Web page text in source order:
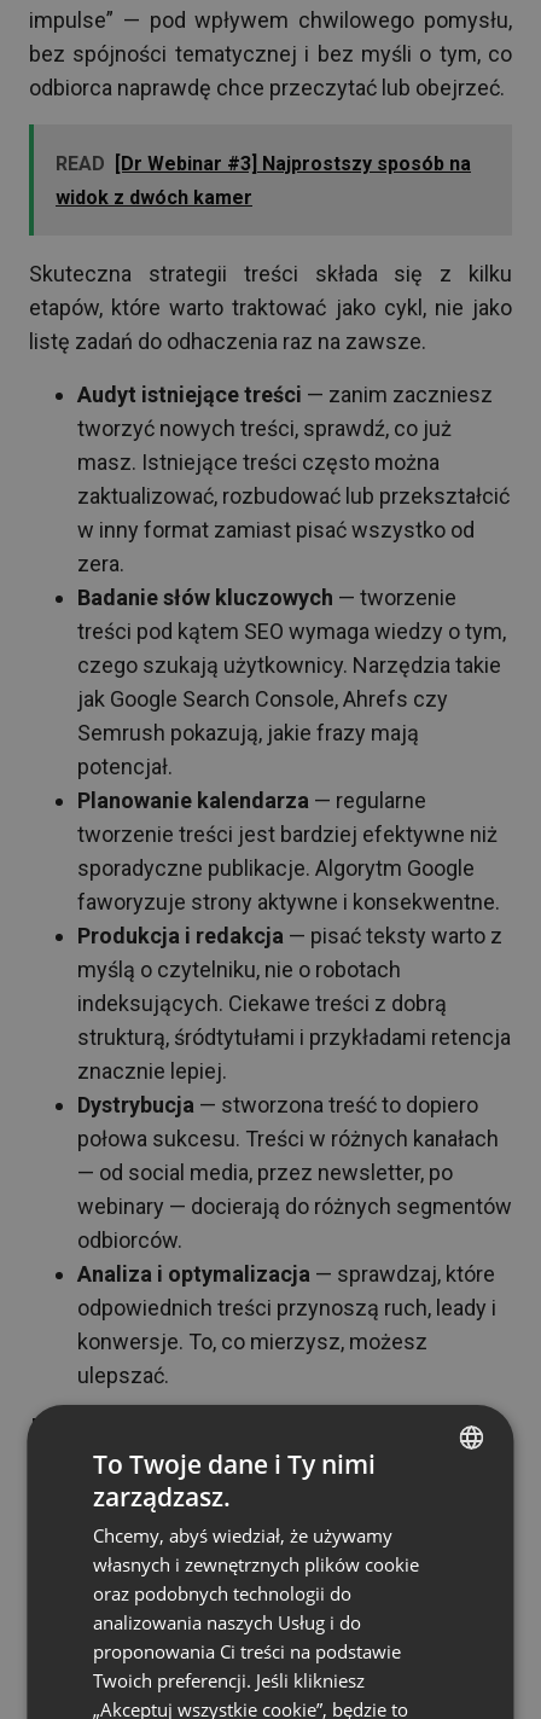
impulse” — pod wpływem chwilowego pomysłu,
bez spójności tematycznej i bez myśli o tym, co
odbiorca naprawdę chce przeczytać lub obejrzeć.
READ
[Dr Webinar #3] Najprostszy sposób na
widok z dwóch kamer
Skuteczna strategii treści składa się z kilku
etapów, które warto traktować jako cykl, nie jako
listę zadań do odhaczenia raz na zawsze.
Audyt istniejące treści — zanim zaczniesz
tworzyć nowych treści, sprawdź, co już
masz. Istniejące treści często można
zaktualizować, rozbudować lub przekształcić
w inny format zamiast pisać wszystko od
zera.
Badanie słów kluczowych — tworzenie
treści pod kątem SEO wymaga wiedzy o tym,
czego szukają użytkownicy. Narzędzia takie
jak Google Search Console, Ahrefs czy
Semrush pokazują, jakie frazy mają
potencjał.
Planowanie kalendarza — regularne
tworzenie treści jest bardziej efektywne niż
sporadyczne publikacje. Algorytm Google
faworyzuje strony aktywne i konsekwentne.
Produkcja i redakcja — pisać teksty warto z
myślą o czytelniku, nie o robotach
indeksujących. Ciekawe treści z dobrą
strukturą, śródtytułami i przykładami retencja
znacznie lepiej.
Dystrybucja — stworzona treść to dopiero
połowa sukcesu. Treści w różnych kanałach
— od social media, przez newsletter, po
webinary — docierają do różnych segmentów
odbiorców.
Analiza i optymalizacja — sprawdzaj, które
odpowiednich treści przynoszą ruch, leady i
konwersje. To, co mierzysz, możesz
ulepszać.
Jak planować regularność publikacji,
żeby nie wypalić się po miesiącu?
Regularne tworzenie treści to maraton, nie sprint.
Wiele osób zaczyna z entuzjazmem, a po kilku
tygodniach zwalnia, bo nie przewidziały, ile
wysiłku wymaga proces tworzenia treści w
dłuższej perspektywie. Rozwiązanie jest proste:
lepiej publikować rzadziej, ale konsekwentnie, niż
tworzyć treści na dużą skalę przez miesiąc, a
FRENCH
RUSSIAN
SPANISH
To Twoje dane i Ty nimi
zarządzasz.
Chcemy, abyś wiedział, że używamy
własnych i zewnętrznych plików cookie
oraz podobnych technologii do
analizowania naszych Usług i do
proponowania Ci treści na podstawie
Twoich preferencji. Jeśli klikniesz
„Akceptuj wszystkie cookie”, będzie to